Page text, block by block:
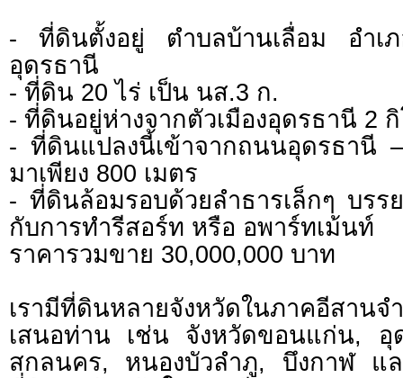
- ที่ดินตั้งอยู่ ตำบลบ้านเลื่อม อำเภ
อุดรธานี
- ที่ดิน 20 ไร่ เป็น นส.3 ก.
- ที่ดินอยู่ห่างจากตัวเมืองอุดรธานี 2
- ที่ดินแปลงนี้เข้าจากถนนอุดรธานี
มาเพียง 800 เมตร
- ที่ดินล้อมรอบด้วยลำธารเล็กๆ บรร
กับการทำรีสอร์ท หรือ อพาร์ทเม้นท์
ราคารวมขาย 30,000,000 บาท
เรามีที่ดินหลายจังหวัดในภาคอีสานจ
เสนอท่าน เช่น จังหวัดขอนแก่น, อุ
สกลนคร, หนองบัวลำภู, บึงกาฬ แ